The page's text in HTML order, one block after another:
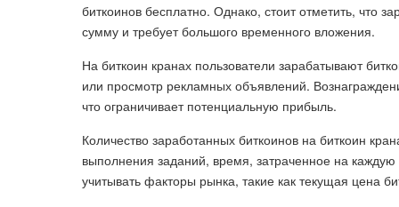
биткоинов бесплатно. Однако, стоит отметить, что
сумму и требует большого временного вложения.
На биткоин кранах пользователи зарабатывают
или просмотр рекламных объявлений.
что ограничивает потенциальную прибыль.
Количество заработанных биткоинов на биткоин
выполнения заданий, время, затраченное на
учитывать факторы рынка, такие как текущая цена